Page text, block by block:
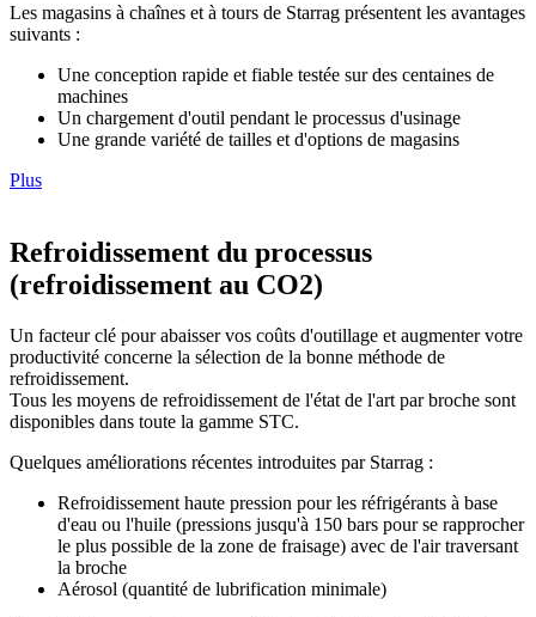
Les magasins à chaînes et à tours de Starrag présentent les avantages
suivants :
Une conception rapide et fiable testée sur des centaines de
machines
Un chargement d'outil pendant le processus d'usinage
Une grande variété de tailles et d'options de magasins
Plus
Refroidissement du processus
(refroidissement au CO2)
Un facteur clé pour abaisser vos coûts d'outillage et augmenter votre
productivité concerne la sélection de la bonne méthode de
refroidissement.
Tous les moyens de refroidissement de l'état de l'art par broche sont
disponibles dans toute la gamme STC.
Quelques améliorations récentes introduites par Starrag :
Refroidissement haute pression pour les réfrigérants à base
d'eau ou l'huile (pressions jusqu'à 150 bars pour se rapprocher
le plus possible de la zone de fraisage) avec de l'air traversant
la broche
Aérosol (quantité de lubrification minimale)